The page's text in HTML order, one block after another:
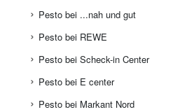
Pesto bei ...nah und gut
Pesto bei REWE
Pesto bei Scheck-in Center
Pesto bei E center
Pesto bei Markant Nord